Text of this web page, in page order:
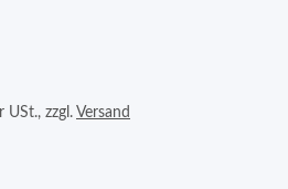
USt., zzgl. Versand